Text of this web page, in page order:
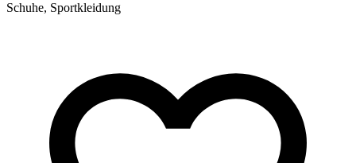
Schuhe, Sportkleidung